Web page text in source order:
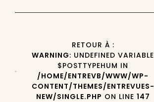
RETOUR À :
WARNING: UNDEFINED VARIABLE
$POSTTYPEHUM IN
/HOME/ENTREVB/WWW/WP-
CONTENT/THEMES/ENTREVUES-
NEW/SINGLE.PHP ON LINE 147